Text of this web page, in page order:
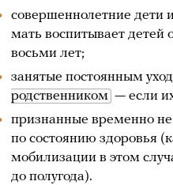
совершеннолетние дети
мать воспитывает детей
восьми лет;
занятые постоянным
родственником — если
признанные временно
по состоянию здоровья
мобилизации в этом
до полугода).